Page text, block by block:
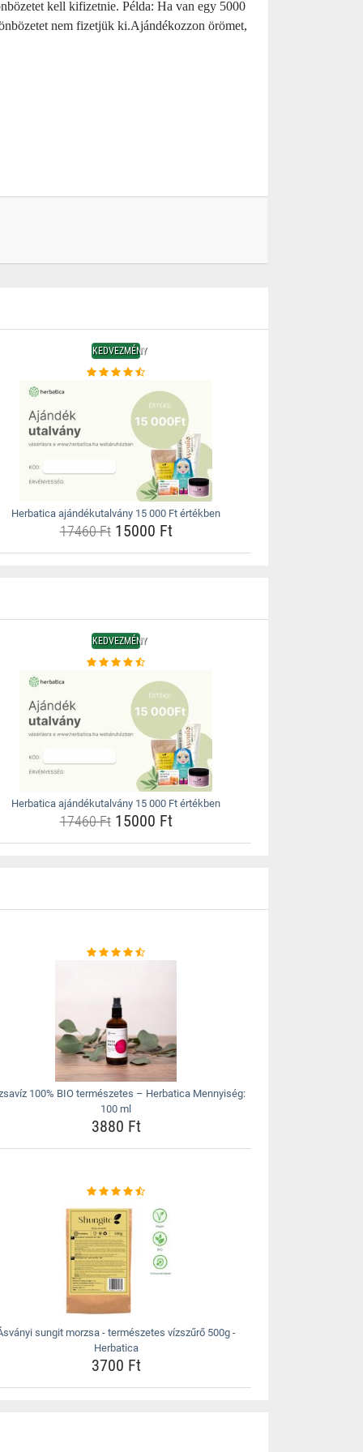
kell kifizetnie. Példa: Ha van egy 5000
nem fizetjük ki.Ajándékozzon örömet,
KEDVEZMÉNY
Herbatica ajándékutalvány 15 000 Ft értékben
17460 Ft15000 Ft
KEDVEZMÉNY
Herbatica ajándékutalvány 15 000 Ft értékben
17460 Ft15000 Ft
100% BIO természetes – Herbatica Mennyiség:
100 ml
3880 Ft
sungit morzsa - természetes vízszűrő 500g -
Herbatica
3700 Ft